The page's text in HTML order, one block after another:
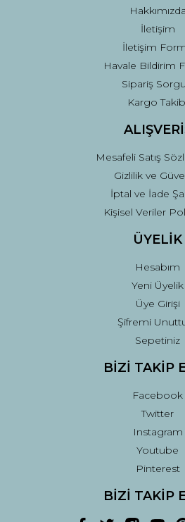
Gönder
Hakkımızda
İletişim
İletişim
Havale Bildirim
Sipariş
Kargo
Mesafeli Satış
Gizlilik ve
İptal ve İade
Kişisel Veriler
ÜYELİK
Hesabım
Yeni Üyelik
Üye Girişi
Şifremi
Sepetiniz
BİZİ TAKİP
Facebook
Twitter
Instagram
Youtube
Pinterest
BİZİ TAKİP